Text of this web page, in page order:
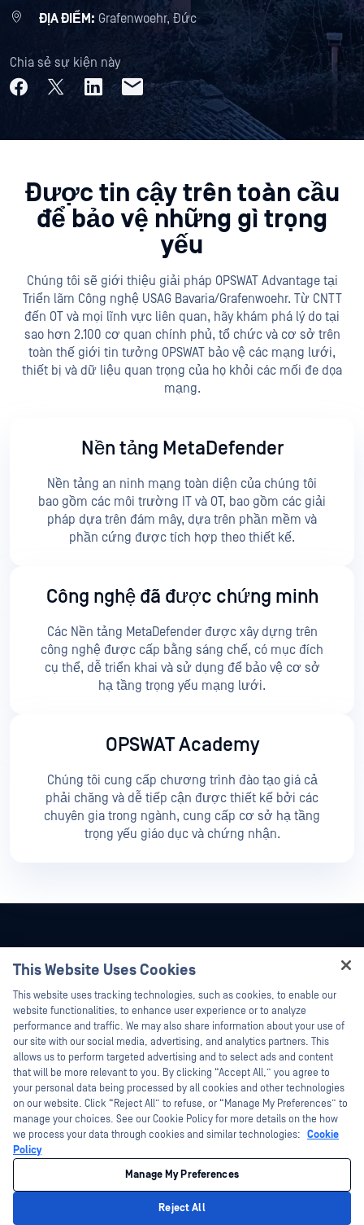
ĐỊA ĐIỂM: Grafenwoehr, Đức
Chia sẻ sự kiện này
Được tin cậy trên toàn cầu
để bảo vệ những gì trọng
yếu
Chúng tôi sẽ giới thiệu giải pháp OPSWAT Advantage tại
Triển lãm Công nghệ USAG Bavaria/Grafenwoehr. Từ CNTT
đến OT và mọi lĩnh vực liên quan, hãy khám phá lý do tại
sao hơn 2.100 cơ quan chính phủ, tổ chức và cơ sở trên
toàn thế giới tin tưởng OPSWAT bảo vệ các mạng lưới,
thiết bị và dữ liệu quan trọng của họ khỏi các mối đe dọa
mạng.
Nền tảng MetaDefender
Nền tảng an ninh mạng toàn diện của chúng tôi
bao gồm các môi trường IT và OT, bao gồm các giải
pháp dựa trên đám mây, dựa trên phần mềm và
phần cứng được tích hợp theo thiết kế.
Công nghệ đã được chứng minh
Các Nền tảng MetaDefender được xây dựng trên
công nghệ được cấp bằng sáng chế, có mục đích
cụ thể, dễ triển khai và sử dụng để bảo vệ cơ sở
hạ tầng trọng yếu mạng lưới.
OPSWAT Academy
Chúng tôi cung cấp chương trình đào tạo giá cả
phải chăng và dễ tiếp cận được thiết kế bởi các
chuyên gia trong ngành, cung cấp cơ sở hạ tầng
trọng yếu giáo dục và chứng nhận.
©2026 OPSWAT Công ty TNHH. Mọi quyền được bảo lưu. OPSWAT , MetaDefender
Metascan, MetaAccess , cái OPSWAT Logo, Không tin tưởng bất kỳ tệp tin nào.
Không tin tưởng bất kỳ thiết bị nào. OPSWAT Academy Bảo vệ thế giới cơ sở hạ
tầng trọng yếu Deep CDR™ Technology, InQuest, Logo InQuest, DFI, RetroHunt, Deep
File Inspection và Join the Hunt là các nhãn hiệu thương mại của OPSWAT Các
nhãn hiệu của bên thứ ba là tài sản của chủ sở hữu tương ứng.
This Website Uses Cookies
This website uses tracking technologies, such as cookies, to enable our
website functionalities, to enhance user experience or to analyze
performance and traffic. We may also share information about your use of
our site with our social media, advertising, and analytics partners. This
allows us to perform targeted advertising and to select ads and content
that will be more relevant to you. By clicking “Accept All,” you agree to
your personal data being processed by all cookies and other technologies
on our website. Click “Reject All” to refuse, or “Manage My Preferences” to
manage your choices. See our Cookie Policy for more details on the how
we process your data through cookies and similar technologies: Cookie
Policy
Manage My Preferences
Reject All
Hey there!
I'm Ozzy, your OPSWAT virtual assistant.
How can I help you secure what's critical
today?